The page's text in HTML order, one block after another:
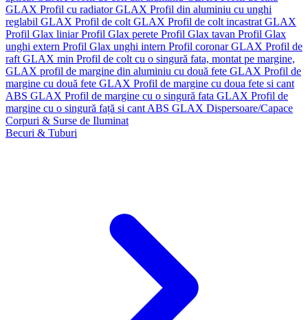
GLAX Profil cu radiator GLAX Profil din aluminiu cu unghi
reglabil GLAX Profil de colt GLAX Profil de colt incastrat GLAX
Profil Glax liniarProfil Glax perete Profil Glax tavan Profil Glax
unghi extern Profil Glax unghi intern Profil coronar GLAX Profil de
raft GLAX min Profil de colt cu o singură fata, montat pe margine,
GLAX profil de margine din aluminiu cu două fete GLAX Profil de
margine cu două fete GLAX Profil de margine cu doua fete si cant
ABS GLAX Profil de margine cu o singură fata GLAX Profil de
margine cu o singură față si cant ABS GLAX Dispersoare/Capace
Corpuri & Surse de Iluminat
Becuri & Tuburi